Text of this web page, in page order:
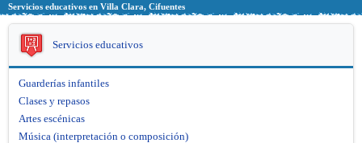
Servicios educativos en Villa Clara, Cifuentes
Servicios educativos
Guarderías infantiles
Clases y repasos
Artes escénicas
Música (interpretación o composición)